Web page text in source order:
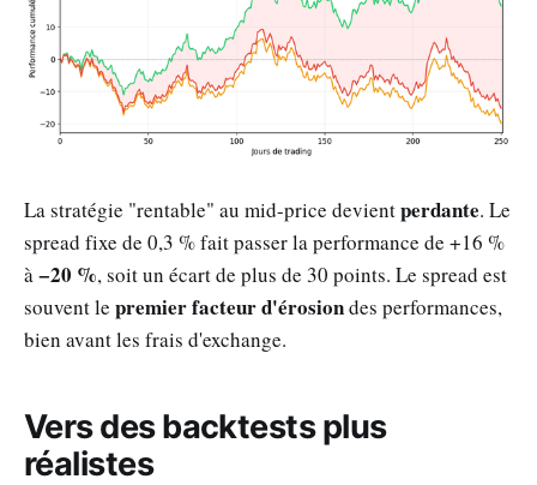
La stratégie "rentable" au mid-price devientperdante. Le
spread fixe de 0,3 % fait passer la performance de +16 %
à−20 %, soit un écart de plus de 30 points. Le spread est
souvent le premier facteur d'érosiondes performances,
bien avant les frais d'exchange.
Vers des backtests plus
réalistes